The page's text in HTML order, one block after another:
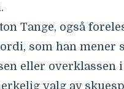
Vårens store